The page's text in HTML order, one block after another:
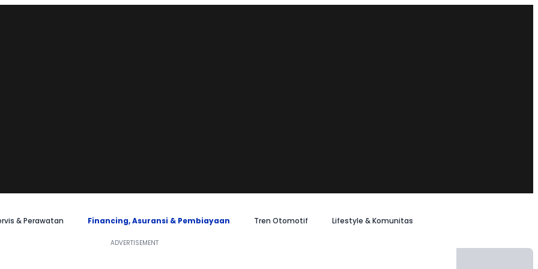
& Perawatan Financing, Asuransi & Pembiayaan Tren Otomotif Lifestyle & Komunitas